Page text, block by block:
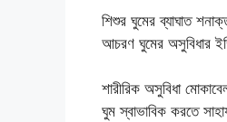
শিশুর ঘুমের ব্যাঘাত
আচরণ ঘুমের অসুবিধার
শারীরিক অসুবিধা
ঘুম স্বাভাবিক করতে